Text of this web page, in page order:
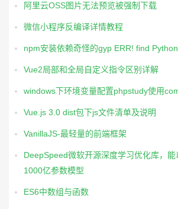
阿里云OSS图片无法预览被强制下载
微信小程序反编译详情教程
npm安装依赖奇怪的gyp ERR! find
Vue2局部和全局自定义指令区别详解
windows下环境变量配置phpstudy使用
Vue.js 3.0 dist包下js文件清单及说明
VanillaJS-最轻量的前端框架
DeepSpeed微软开源深度学习优化库，能
1000亿参数模型
ES6中数组与函数